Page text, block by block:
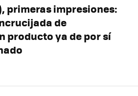
primeras impresiones:
de
producto ya de por sí